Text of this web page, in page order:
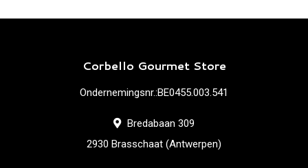
Corbello Gourmet Store
Ondernemingsnr.:BE0455.003.541
Bredabaan 309
2930 Brasschaat (Antwerpen)